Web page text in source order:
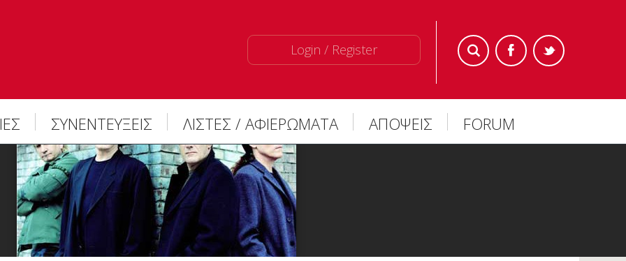
Login / Register
ΣΥΝΕΝΤΕΥΞΕΙΣ ΛΙΣΤΕΣ / ΑΦΙΕΡΩΜΑΤΑ ΑΠΟΨΕΙΣ FORUM